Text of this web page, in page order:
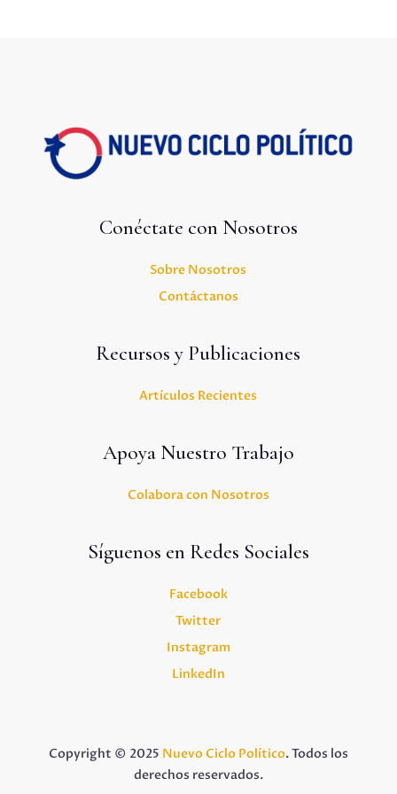
Conéctate con Nosotros
Sobre Nosotros
Contáctanos
Recursos y Publicaciones
Artículos Recientes
Apoya Nuestro Trabajo
Colabora con Nosotros
Síguenos en Redes Sociales
Facebook
Twitter
Instagram
LinkedIn
Copyright © 2025 Nuevo Ciclo Político. Todos los
derechos reservados.